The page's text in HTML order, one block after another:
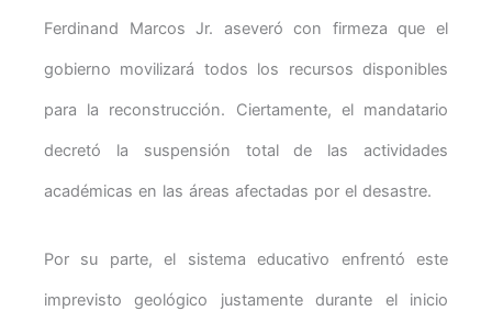
Ferdinand Marcos Jr. aseveró con firmeza que el
gobierno movilizará todos los recursos disponibles
para la reconstrucción. Ciertamente, el mandatario
decretó la suspensión total de las actividades
académicas en las áreas afectadas por el desastre.
Por su parte, el sistema educativo enfrentó este
imprevisto geológico justamente durante el inicio